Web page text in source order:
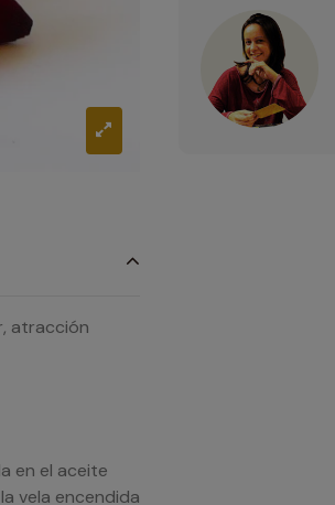
atracción
en el aceite
vela encendida